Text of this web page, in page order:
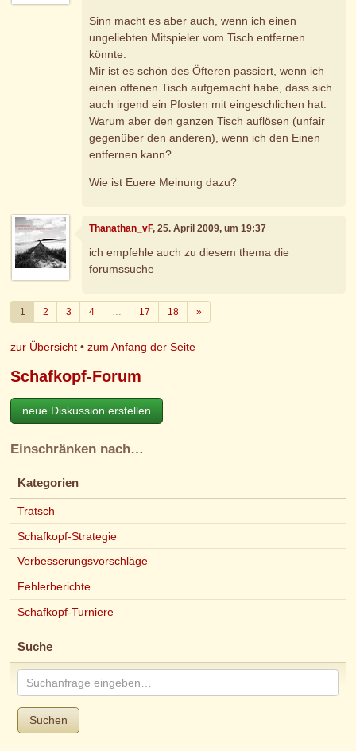
Sinn macht es aber auch, wenn ich einen
ungeliebten Mitspieler vom Tisch entfernen
könnte.
Mir ist es schön des Öfteren passiert, wenn ich
einen offenen Tisch aufgemacht habe, dass sich
auch irgend ein Pfosten mit eingeschlichen hat.
Warum aber den ganzen Tisch auflösen (unfair
gegenüber den anderen), wenn ich den Einen
entfernen kann?
Wie ist Euere Meinung dazu?
Thanathan_vF, 25. April 2009, um 19:37
ich empfehle auch zu diesem thema die
forumssuche
1 2 3 4 … 17 18 »Weiter
zur Übersicht •zum Anfang der Seite
Schafkopf-Forum
neue Diskussion erstellen
Einschränken nach…
Kategorien
Tratsch
Schafkopf-Strategie
Verbesserungsvorschläge
Fehlerberichte
Schafkopf-Turniere
Suche
Suchen